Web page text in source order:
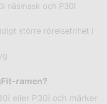
näsmask och P30i
större rörelsefrihet i
ramen?
eller P30i och märker